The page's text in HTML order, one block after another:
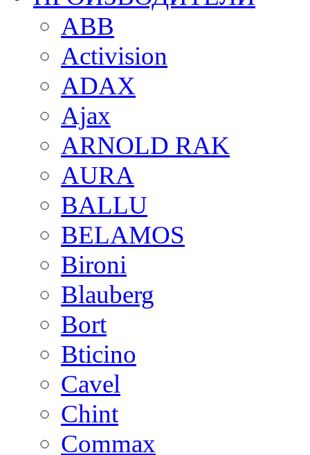
ABB
Activision
ADAX
Ajax
ARNOLD RAK
AURA
BALLU
BELAMOS
Bironi
Blauberg
Bort
Bticino
Cavel
Chint
Commax